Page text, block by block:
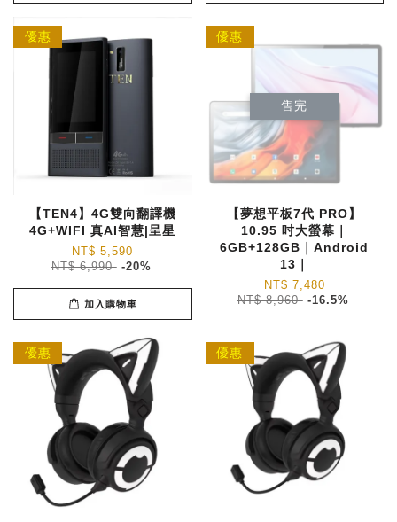
優惠
【TEN4】4G雙向翻譯機
4G+WIFI 真AI智慧|呈星
NT$ 5,590
NT$ 6,990 -20%
加入購物車
優惠
售完
【夢想平板7代 PRO】
10.95 吋大螢幕｜
6GB+128GB｜Android
13｜
NT$ 7,480
NT$ 8,960 -16.5%
優惠 優惠